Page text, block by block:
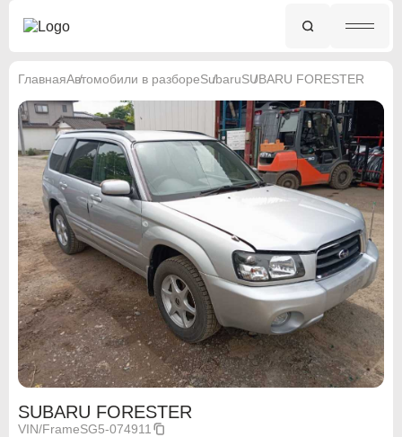
ГлавнаяАвтомобили в разбореSubaruSUBARU FORESTER
SUBARU FORESTER
VIN/FrameSG5-074911